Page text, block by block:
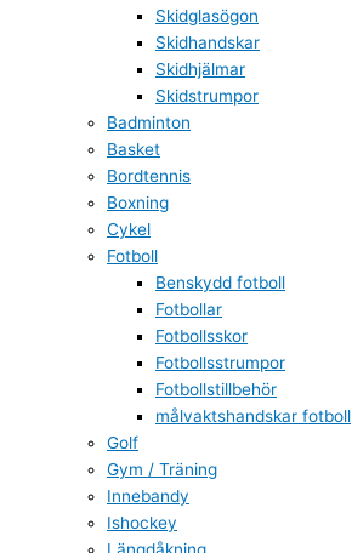
Skidglasögon
Skidhandskar
Skidhjälmar
Skidstrumpor
Badminton
Basket
Bordtennis
Boxning
Cykel
Fotboll
Benskydd fotboll
Fotbollar
Fotbollsskor
Fotbollsstrumpor
Fotbollstillbehör
målvaktshandskar fotboll
Golf
Gym / Träning
Innebandy
Ishockey
Längdåkning